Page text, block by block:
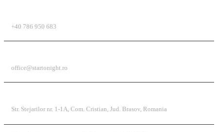
+40 786 950 683
office@startonight.ro
Str. Stejarilor nr. 1-1A, Com. Cristian, Jud. Brasov, Romania